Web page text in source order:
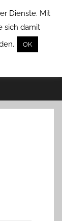
Dienste. Mit
sich damit
OK